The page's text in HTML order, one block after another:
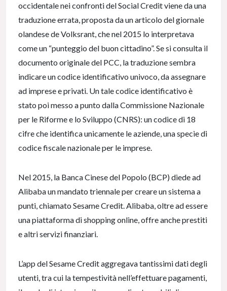
occidentale nei confronti del Social Credit viene da una
traduzione errata, proposta da un articolo del giornale
olandese de Volksrant, che nel 2015 lo interpretava
come un “punteggio del buon cittadino”. Se si consulta il
documento originale del PCC, la traduzione sembra
indicare un codice identificativo univoco, da assegnare
ad imprese e privati. Un tale codice identificativo è
stato poi messo a punto dalla Commissione Nazionale
per le Riforme e lo Sviluppo (CNRS): un codice di 18
cifre che identifica unicamente le aziende, una specie di
codice fiscale nazionale per le imprese.
Nel 2015, la Banca Cinese del Popolo (BCP) diede ad
Alibaba un mandato triennale per creare un sistema a
punti, chiamato Sesame Credit. Alibaba, oltre ad essere
una piattaforma di shopping online, offre anche prestiti
e altri servizi finanziari.
L’app del Sesame Credit aggregava tantissimi dati degli
utenti, tra cui la tempestività nell’effettuare pagamenti,